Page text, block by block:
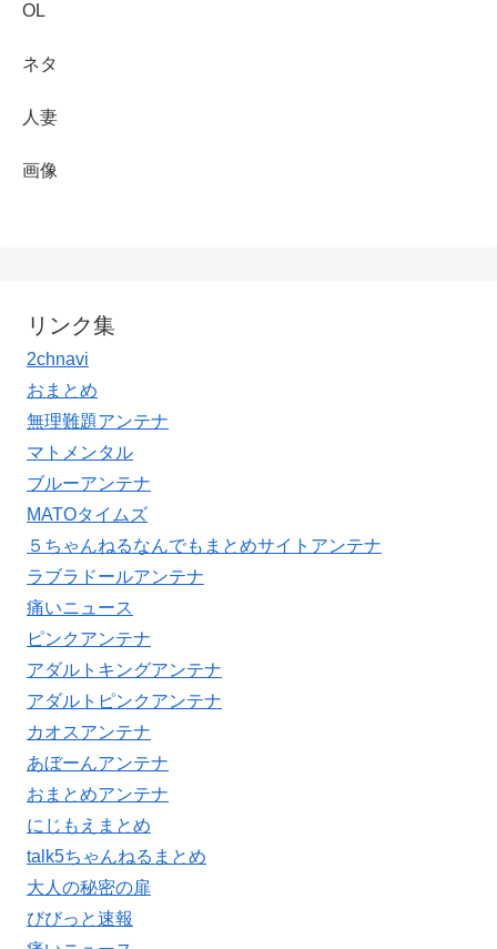
OL
ネタ
人妻
画像
リンク集
2chnavi
おまとめ
無理難題アンテナ
マトメンタル
ブルーアンテナ
MATOタイムズ
５ちゃんねるなんでもまとめサイトアンテナ
ラブラドールアンテナ
痛いニュース
ピンクアンテナ
アダルトキングアンテナ
アダルトピンクアンテナ
カオスアンテナ
あぼーんアンテナ
おまとめアンテナ
にじもえまとめ
talk5ちゃんねるまとめ
大人の秘密の扉
びびっと速報